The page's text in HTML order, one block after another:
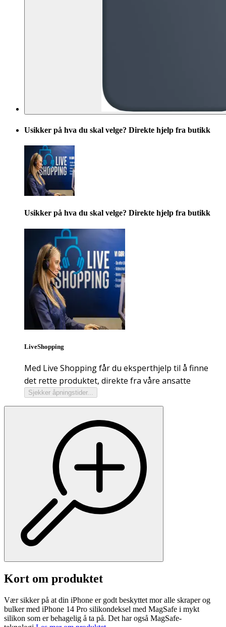
Usikker på hva du skal velge? Direkte hjelp fra butikk
Usikker på hva du skal velge? Direkte hjelp fra butikk
LiveShopping
Med Live Shopping får du eksperthjelp til å finne
det rette produktet, direkte fra våre ansatte
Sjekker åpningstider...
Kort om produktet
Vær sikker på at din iPhone er godt beskyttet mor alle skraper og
bulker med iPhone 14 Pro silikondeksel med MagSafe i mykt
silikon som er behagelig å ta på. Det har også MagSafe-